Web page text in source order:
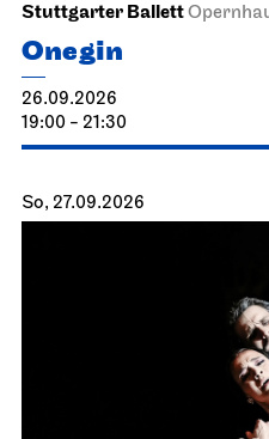
Stuttgarter Ballett
Onegin
26.09.2026
19:00 - 21:30
So, 27.09.2026